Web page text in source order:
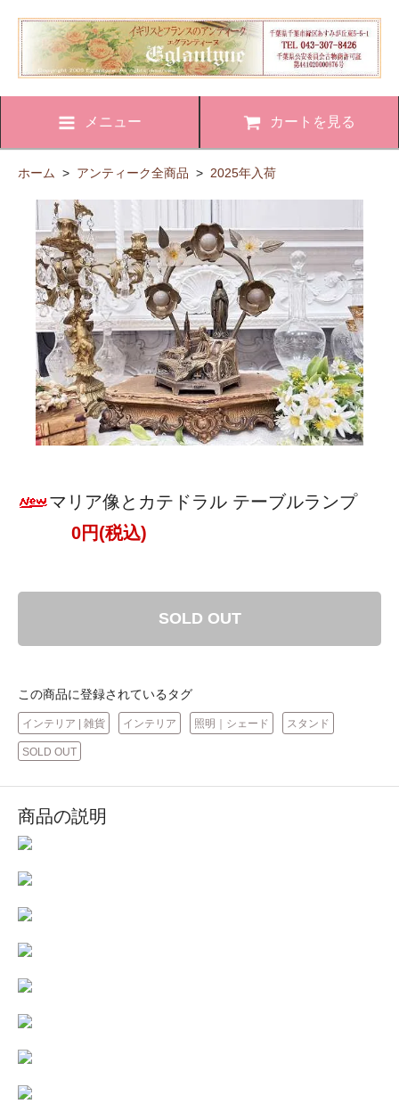
メニュー カートを見る
ホーム > アンティーク全商品 > 2025年入荷
マリア像とカテドラル テーブルランプ
0円(税込)
SOLD OUT
この商品に登録されているタグ
インテリア | 雑貨 インテリア 照明｜シェード スタンド
SOLD OUT
商品の説明